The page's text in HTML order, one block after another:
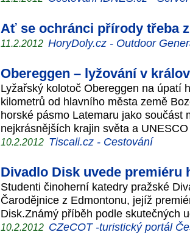
Ať se ochránci přírody třeba
11.2.2012 HoryDoly.cz - Outdoor
Obereggen – lyžování v
Lyžařský kolotoč Obereggen na úpatí
kilometrů od hlavního města země
horské pásmo Latemaru jako součást
nejkrásnějších krajin světa a
10.2.2012 Tiscali.cz - Cestování
Divadlo Disk uvede premiéru
Studenti činoherní katedry pražské
Čarodějnice z Edmontonu, jejíž
Disk.Známý příběh podle skutečných
10.2.2012 CZeCOT -turistický portál